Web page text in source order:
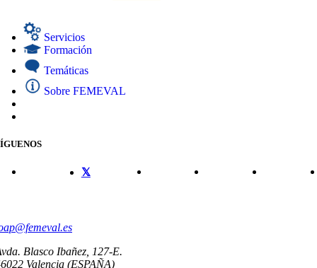
Servicios
Formación
Temáticas
Sobre FEMEVAL
Blasco Ibañez, 127-E.
Valencia (ESPAÑA)